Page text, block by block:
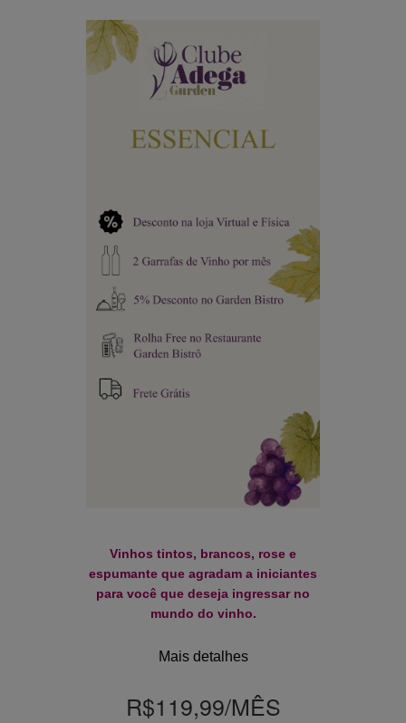
Vinhos tintos, brancos, rose e
espumante que agradam a iniciantes
para você que deseja ingressar no
mundo do vinho.
Mais detalhes
R$119,99/MÊS